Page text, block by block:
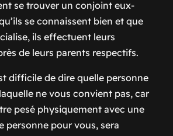
se trouver un conjoint eux-
se connaissent bien et que
ils effectuent leurs
de leurs parents respectifs.
difficile de dire quelle personne
ne vous convient pas, car
pesé physiquement avec une
personne pour vous, sera